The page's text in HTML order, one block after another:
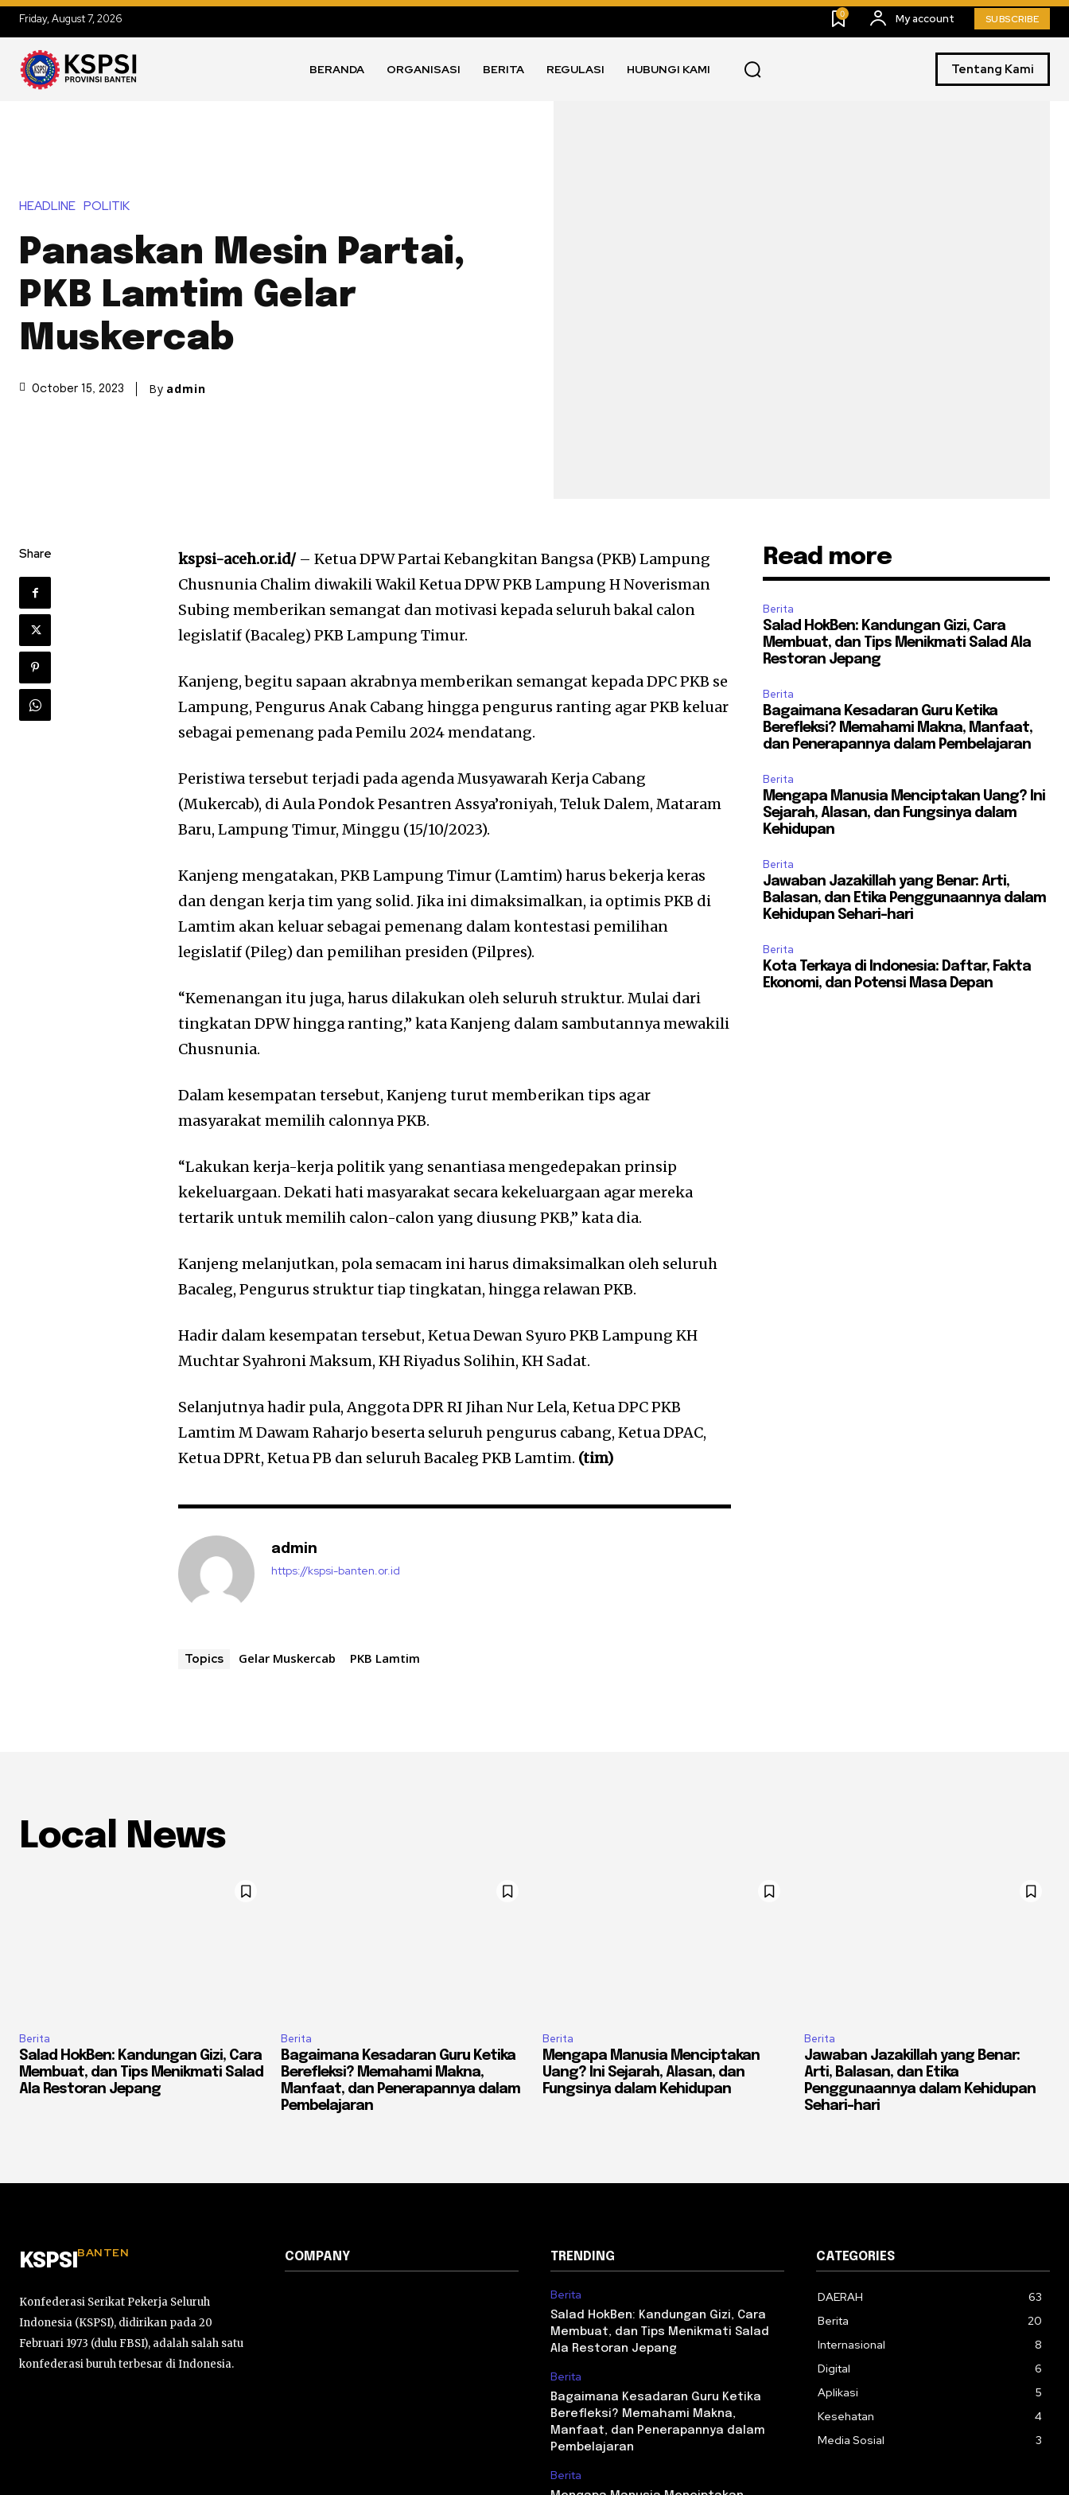
Friday, August 7, 2026 0 My account SUBSCRIBE
BERANDA ORGANISASI BERITA REGULASI HUBUNGI KAMI Tentang Kami
HEADLINE POLITIK
Panaskan Mesin Partai,
PKB Lamtim Gelar
Muskercab
October 15, 2023 By admin
Share kspsi-aceh.or.id/– Ketua DPW Partai Kebangkitan Bangsa (PKB) Lampung
Chusnunia Chalim diwakili Wakil Ketua DPW PKB Lampung H Noverisman
Subing memberikan semangat dan motivasi kepada seluruh bakal calon
legislatif (Bacaleg) PKB Lampung Timur.
Kanjeng, begitu sapaan akrabnya memberikan semangat kepada DPC PKB se
Lampung, Pengurus Anak Cabang hingga pengurus ranting agar PKB keluar
sebagai pemenang pada Pemilu 2024 mendatang.
Peristiwa tersebut terjadi pada agenda Musyawarah Kerja Cabang
(Mukercab), di Aula Pondok Pesantren Assya’roniyah, Teluk Dalem, Mataram
Baru, Lampung Timur, Minggu (15/10/2023).
Kanjeng mengatakan, PKB Lampung Timur (Lamtim) harus bekerja keras
dan dengan kerja tim yang solid. Jika ini dimaksimalkan, ia optimis PKB di
Lamtim akan keluar sebagai pemenang dalam kontestasi pemilihan
legislatif (Pileg) dan pemilihan presiden (Pilpres).
“Kemenangan itu juga, harus dilakukan oleh seluruh struktur. Mulai dari
tingkatan DPW hingga ranting,” kata Kanjeng dalam sambutannya mewakili
Chusnunia.
Dalam kesempatan tersebut, Kanjeng turut memberikan tips agar
masyarakat memilih calonnya PKB.
“Lakukan kerja-kerja politik yang senantiasa mengedepakan prinsip
kekeluargaan. Dekati hati masyarakat secara kekeluargaan agar mereka
tertarik untuk memilih calon-calon yang diusung PKB,” kata dia.
Kanjeng melanjutkan, pola semacam ini harus dimaksimalkan oleh seluruh
Bacaleg, Pengurus struktur tiap tingkatan, hingga relawan PKB.
Hadir dalam kesempatan tersebut, Ketua Dewan Syuro PKB Lampung KH
Muchtar Syahroni Maksum, KH Riyadus Solihin, KH Sadat.
Selanjutnya hadir pula, Anggota DPR RI Jihan Nur Lela, Ketua DPC PKB
Lamtim M Dawam Raharjo beserta seluruh pengurus cabang, Ketua DPAC,
Ketua DPRt, Ketua PB dan seluruh Bacaleg PKB Lamtim. (tim)
admin
https://kspsi-banten.or.id
Topics Gelar Muskercab PKB Lamtim
Read more
Berita
Salad HokBen: Kandungan Gizi, Cara
Membuat, dan Tips Menikmati Salad Ala
Restoran Jepang
Berita
Bagaimana Kesadaran Guru Ketika
Berefleksi? Memahami Makna, Manfaat,
dan Penerapannya dalam Pembelajaran
Berita
Mengapa Manusia Menciptakan Uang? Ini
Sejarah, Alasan, dan Fungsinya dalam
Kehidupan
Berita
Jawaban Jazakillah yang Benar: Arti,
Balasan, dan Etika Penggunaannya dalam
Kehidupan Sehari-hari
Berita
Kota Terkaya di Indonesia: Daftar, Fakta
Ekonomi, dan Potensi Masa Depan
Local News
Berita
Salad HokBen: Kandungan Gizi, Cara
Membuat, dan Tips Menikmati Salad
Ala Restoran Jepang
Berita
Bagaimana Kesadaran Guru Ketika
Berefleksi? Memahami Makna,
Manfaat, dan Penerapannya dalam
Pembelajaran
Berita
Mengapa Manusia Menciptakan
Uang? Ini Sejarah, Alasan, dan
Fungsinya dalam Kehidupan
Berita
Jawaban Jazakillah yang Benar:
Arti, Balasan, dan Etika
Penggunaannya dalam Kehidupan
Sehari-hari
KSPSI BANTEN
Konfederasi Serikat Pekerja Seluruh
Indonesia (KSPSI), didirikan pada 20
Februari 1973 (dulu FBSI), adalah salah satu
konfederasi buruh terbesar di Indonesia.
COMPANY TRENDING
Berita
Salad HokBen: Kandungan Gizi, Cara
Membuat, dan Tips Menikmati Salad
Ala Restoran Jepang
Berita
Bagaimana Kesadaran Guru Ketika
Berefleksi? Memahami Makna,
Manfaat, dan Penerapannya dalam
Pembelajaran
Berita
CATEGORIES
DAERAH
63
Berita
20
Internasional
8
Digital
6
Aplikasi
5
Kesehatan
4
Media Sosial
3